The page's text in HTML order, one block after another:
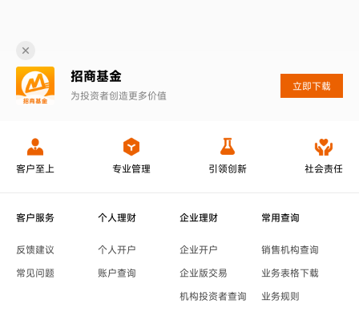
招商基金
为投资者创造更多价值
立即下载
客户至上 专业管理 引领创新 社会责任
客户服务
反馈建议
常见问题
个人理财
个人开户
账户查询
企业理财
企业开户
企业版交易
机构投资者查询
常用查询
销售机构查询
业务表格下载
业务规则